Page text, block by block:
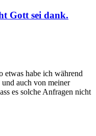
Gott sei dank.
etwas habe ich während
auch von meiner
es solche Anfragen nicht